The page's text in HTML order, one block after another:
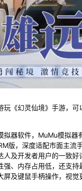
玩《幻灵仙境》手游，可
拟器软件，MuMu模拟器
版，深度适配市面主流
人及开发者用户的一致好
强、内存占用低，还支
屏及键鼠手柄操作，视觉